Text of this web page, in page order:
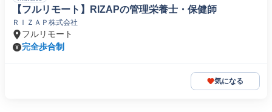
【フルリモート】RIZAPの管理栄養士・保健師
ＲＩＺＡＰ株式会社
フルリモート
完全歩合制
気になる